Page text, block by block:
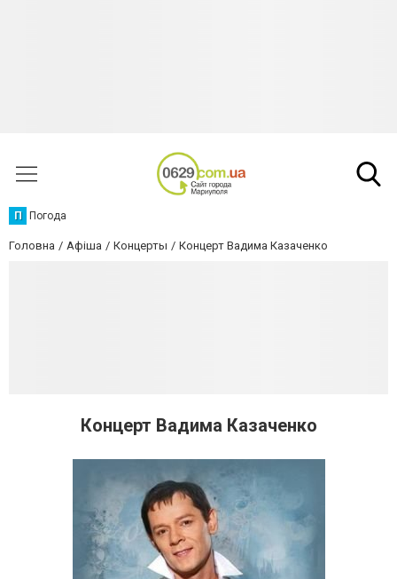
П Погода
Головна Афіша Концерты Концерт Вадима Казаченко
Концерт Вадима Казаченко